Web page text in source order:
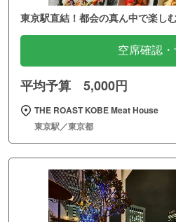
東京駅直結！都会の真ん中で楽し
空席確認・
平均予算 5,000円
THE ROAST KOBE Meat House
東京駅／東京都